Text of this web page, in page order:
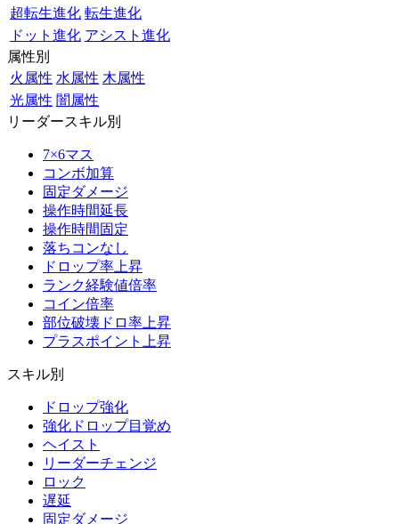
超転生進化 転生進化
ドット進化 アシスト進化
属性別
火属性 水属性 木属性
光属性 闇属性
リーダースキル別
7×6マス
コンボ加算
固定ダメージ
操作時間延長
操作時間固定
落ちコンなし
ドロップ率上昇
ランク経験値倍率
コイン倍率
部位破壊ドロ率上昇
プラスポイント上昇
スキル別
ドロップ強化
強化ドロップ目覚め
ヘイスト
リーダーチェンジ
ロック
遅延
固定ダメージ